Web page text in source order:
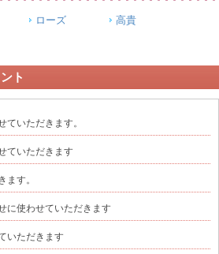
ローズ
高貴
ト
ていただきます。
ていただきます
ます。
に使わせていただきます
いただきます